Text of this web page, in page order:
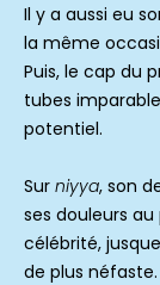
Il y a aussi eu
la même
Puis, le cap du
tubes
potentiel.
Sur niyya, son
ses douleurs
célébrité,
de plus néfaste.